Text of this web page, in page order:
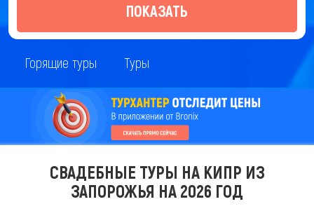
ПОКАЗАТЬ
Горящие туры Туры
СВАДЕБНЫЕ ТУРЫ НА КИПР ИЗ
ЗАПОРОЖЬЯ НА 2026 ГОД